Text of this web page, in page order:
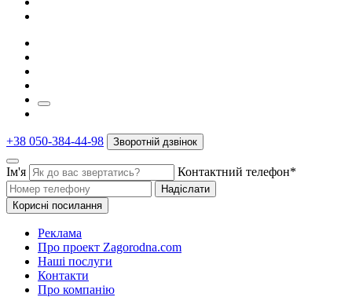
+38 050-384-44-98 Зворотній дзвінок
Ім'я Контактний телефон*
Надіслати
Корисні посилання
Реклама
Про проект Zagorodna.com
Наші послуги
Контакти
Про компанію